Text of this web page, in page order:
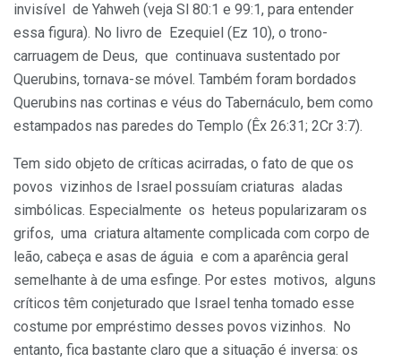
invisível de Yahweh (veja Sl 80:1 e 99:1, para entender
essa figura). No livro de Ezequiel (Ez 10), o trono-
carruagem de Deus, que continuava sustentado por
Querubins, tornava-se móvel. Também foram bordados
Querubins nas cortinas e véus do Tabernáculo, bem como
estampados nas paredes do Templo (Êx 26:31; 2Cr 3:7).
Tem sido objeto de críticas acirradas, o fato de que os
povos vizinhos de Israel possuíam criaturas aladas
simbólicas. Especialmente os heteus popularizaram os
grifos, uma criatura altamente complicada com corpo de
leão, cabeça e asas de águia e com a aparência geral
semelhante à de uma esfinge. Por estes motivos, alguns
críticos têm conjeturado que Israel tenha tomado esse
costume por empréstimo desses povos vizinhos. No
entanto, fica bastante claro que a situação é inversa: os